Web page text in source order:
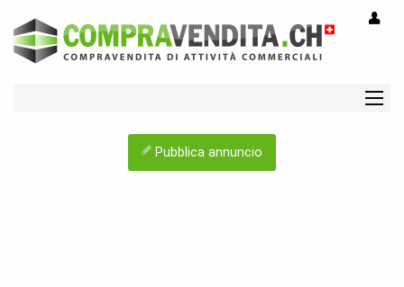
Pubblica annuncio